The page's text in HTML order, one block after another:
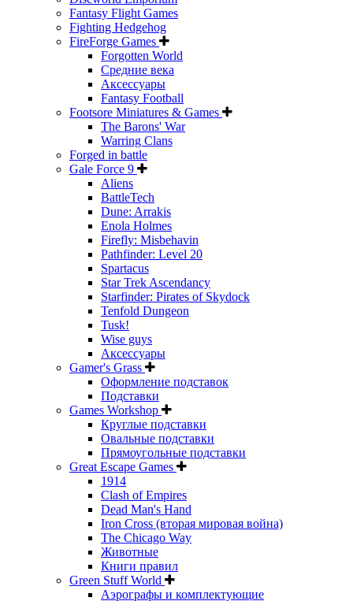
Fantasy Flight Games
Fighting Hedgehog
FireForge Games
Forgotten World
Средние века
Аксессуары
Fantasy Football
Footsore Miniatures & Games
The Barons' War
Warring Clans
Forged in battle
Gale Force 9
Aliens
BattleTech
Dune: Arrakis
Enola Holmes
Firefly: Misbehavin
Pathfinder: Level 20
Spartacus
Star Trek Ascendancy
Starfinder: Pirates of Skydock
Tenfold Dungeon
Tusk!
Wise guys
Аксессуары
Gamer's Grass
Оформление подставок
Подставки
Games Workshop
Круглые подставки
Овальные подставки
Прямоугольные подставки
Great Escape Games
1914
Clash of Empires
Dead Man's Hand
Iron Cross (вторая мировая война)
The Chicago Way
Животные
Книги правил
Green Stuff World
Аэрографы и комплектующие